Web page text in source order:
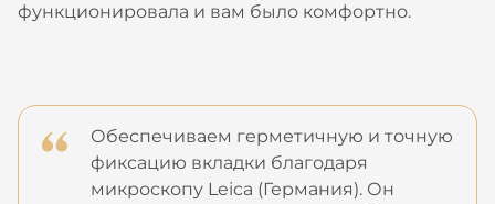
функционировала и вам было комфортно.
Обеспечиваем герметичную и точную
фиксацию вкладки благодаря
микроскопу Leica (Германия). Он